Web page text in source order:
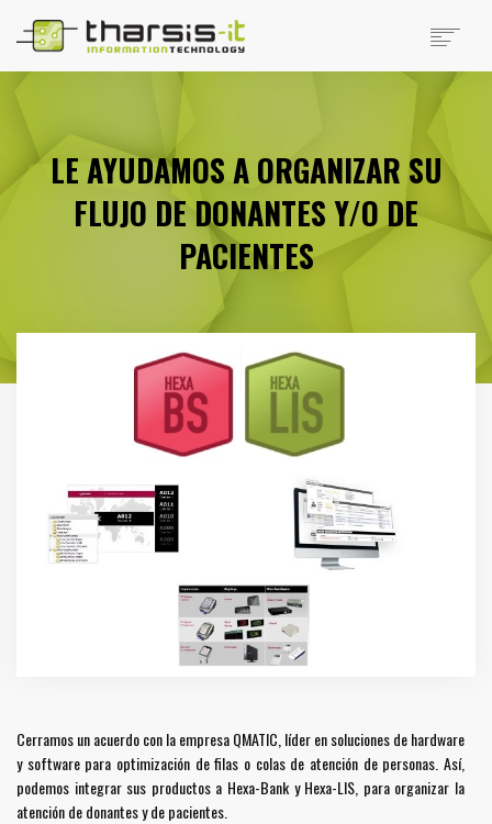
PRODUCTOS DISTRIBUIDOS
NOTICIASLE AYUDAMOS A ORGANIZAR SU
FLUJO DE DONANTES Y/O DE
PACIENTES
Cerramos un acuerdo con la empresa QMATIC, líder en soluciones de hardware
y software para optimización de filas o colas de atención de personas. Así,
podemos integrar sus productos a Hexa-Bank y Hexa-LIS, para organizar la
atención de donantes y de pacientes.